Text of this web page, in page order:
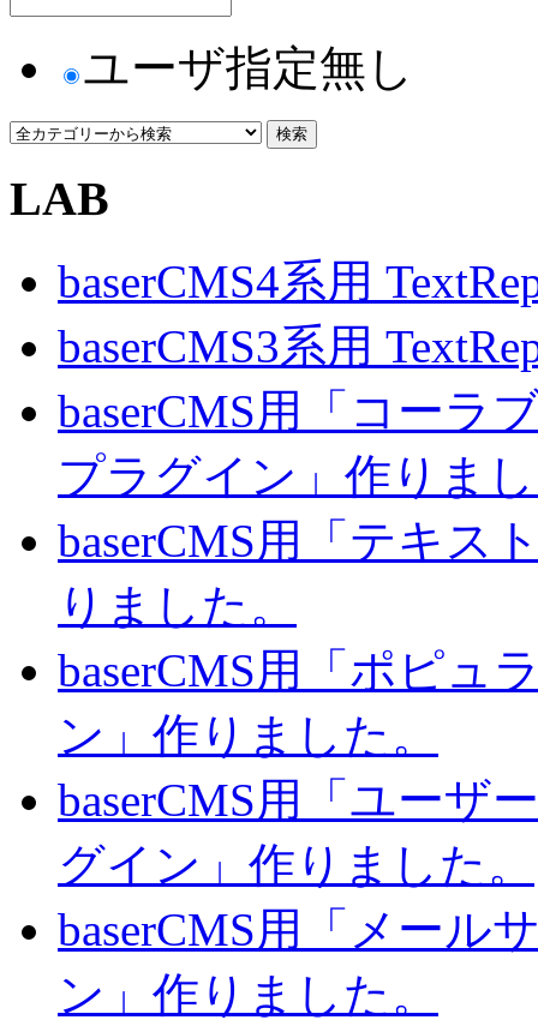
ユーザ指定無し
LAB
baserCMS4系用
baserCMS3系用
baserCMS用「コーラ
プラグイン」作りま
baserCMS用「テキス
りました。
baserCMS用「ポピュ
ン」作りました。
baserCMS用「ユーザ
グイン」作りました。
baserCMS用「メール
ン」作りました。